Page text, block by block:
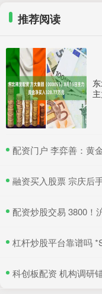
推荐阅读
配资门户 李弈善：黄
融资买入股票 宗庆后手写信托指
配资炒股交易 3800！沪指
杠杆炒股平台靠谱吗 *ST禾信（
科创板配资 机构调研锚定